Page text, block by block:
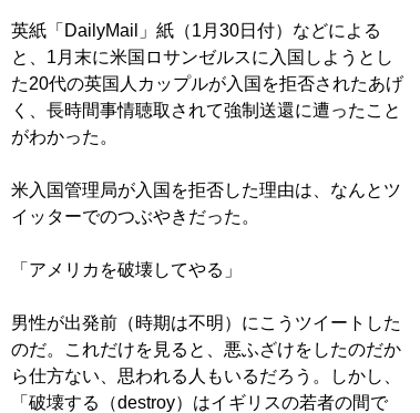
英紙「DailyMail」紙（1月30日付）などによる
と、1月末に米国ロサンゼルスに入国しようとし
た20代の英国人カップルが入国を拒否されたあげ
く、長時間事情聴取されて強制送還に遭ったこと
がわかった。
米入国管理局が入国を拒否した理由は、なんとツ
イッターでのつぶやきだった。
「アメリカを破壊してやる」
男性が出発前（時期は不明）にこうツイートした
のだ。これだけを見ると、悪ふざけをしたのだか
ら仕方ない、思われる人もいるだろう。しかし、
「破壊する（destroy）はイギリスの若者の間で